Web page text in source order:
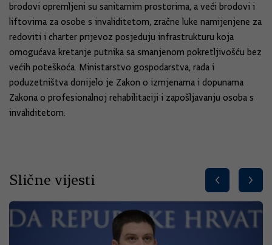
brodovi opremljeni su sanitarnim prostorima, a veći brodovi i
liftovima za osobe s invaliditetom, zračne luke namijenjene za
redoviti i charter prijevoz posjeduju infrastrukturu koja
omogućava kretanje putnika sa smanjenom pokretljivošću bez
većih poteškoća. Ministarstvo gospodarstva, rada i
poduzetništva donijelo je Zakon o izmjenama i dopunama
Zakona o profesionalnoj rehabilitaciji i zapošljavanju osoba s
invaliditetom.
Slične vijesti